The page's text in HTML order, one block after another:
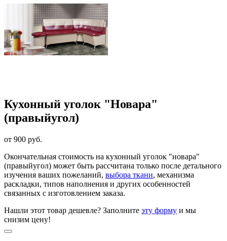
Кухонный уголок "Новара"
(правыйугол)
от 900 руб.
Окончательная стоимость на кухонный уголок "новара"
(правыйугол) может быть рассчитана только после детального
изучения ваших пожеланий, выбора ткани, механизма
раскладки, типов наполнения и других особенностей
связанных с изготовлением заказа.
Нашли этот товар дешевле? Заполните эту форму и мы
снизим цену!